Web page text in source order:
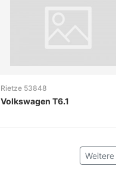
Rietze 53848
Volkswagen T6.1